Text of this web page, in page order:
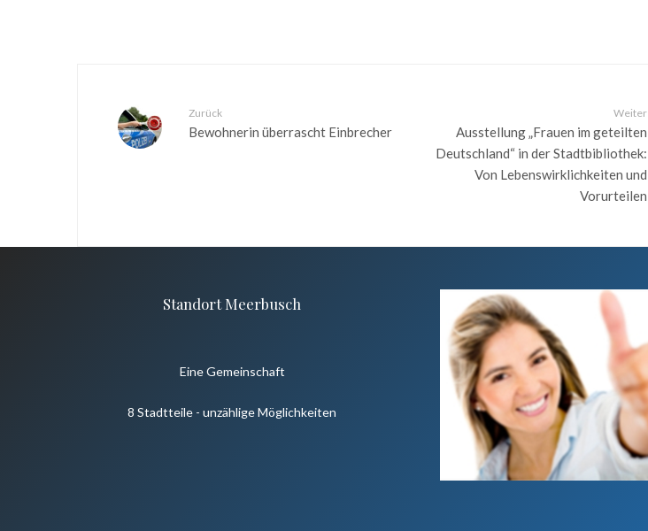
Zurück
Bewohnerin überrascht Einbrecher
Weiter
Ausstellung „Frauen im geteilten
Deutschland“ in der Stadtbibliothek:
Von Lebenswirklichkeiten und
Vorurteilen
Standort Meerbusch
Eine Gemeinschaft
8 Stadtteile - unzählige Möglichkeiten